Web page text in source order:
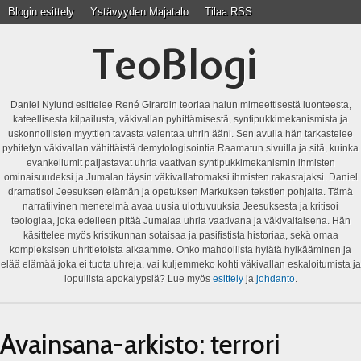
Blogin esittely Ystävyyden Majatalo Tilaa RSS
TeoBlogi
Daniel Nylund esittelee René Girardin teoriaa halun mimeettisestä luonteesta,
kateellisesta kilpailusta, väkivallan pyhittämisestä, syntipukkimekanismista ja
uskonnollisten myyttien tavasta vaientaa uhrin ääni. Sen avulla hän tarkastelee
pyhitetyn väkivallan vähittäistä demytologisointia Raamatun sivuilla ja sitä, kuinka
evankeliumit paljastavat uhria vaativan syntipukkimekanismin ihmisten
ominaisuudeksi ja Jumalan täysin väkivallattomaksi ihmisten rakastajaksi. Daniel
dramatisoi Jeesuksen elämän ja opetuksen Markuksen tekstien pohjalta. Tämä
narratiivinen menetelmä avaa uusia ulottuvuuksia Jeesuksesta ja kritisoi
teologiaa, joka edelleen pitää Jumalaa uhria vaativana ja väkivaltaisena. Hän
käsittelee myös kristikunnan sotaisaa ja pasifistista historiaa, sekä omaa
kompleksisen uhritietoista aikaamme. Onko mahdollista hylätä hylkääminen ja
elää elämää joka ei tuota uhreja, vai kuljemmeko kohti väkivallan eskaloitumista ja
lopullista apokalypsiä? Lue myös esittelyja johdanto.
Avainsana-arkisto: terrori